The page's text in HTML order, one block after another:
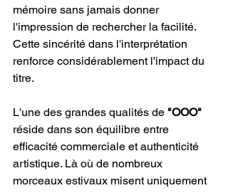
mémoire sans jamais donner
l'impression de rechercher la facilité.
Cette sincérité dans l'interprétation
renforce considérablement l'impact du
titre.
L'une des grandes qualités de "OOO"
réside dans son équilibre entre
efficacité commerciale et authenticité
artistique. Là où de nombreux
morceaux estivaux misent uniquement